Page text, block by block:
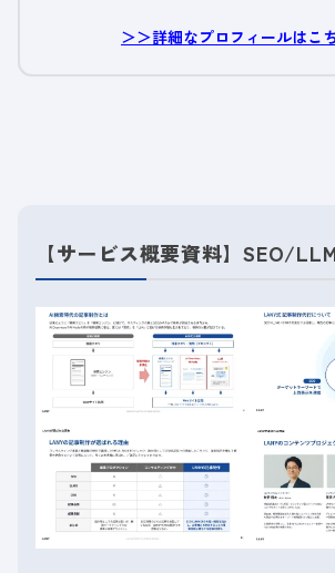
＞＞詳細なプロフィールはこ
【サービス概要資料】SEO/